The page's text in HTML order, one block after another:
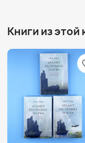
Книги из этой